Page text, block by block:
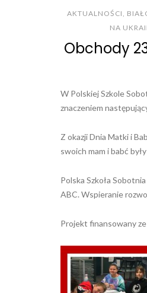
AKTUALNOŚCI,
NA
Obchody
W Polskiej Szkole
znaczeniem
Z okazji Dnia Matki i
swoich mam i babć
Polska Szkoła
ABC. Wspieranie
Projekt finansowany